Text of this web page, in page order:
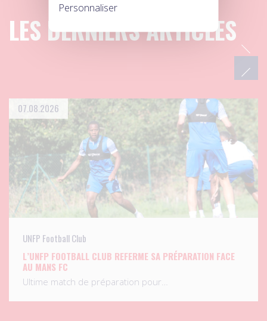
Personnaliser
LES DERNIERS ARTICLES
07.08.2026
UNFP Football Club
L’UNFP FOOTBALL CLUB REFERME SA PRÉPARATION FACE
AU MANS FC
Ultime match de préparation pour…